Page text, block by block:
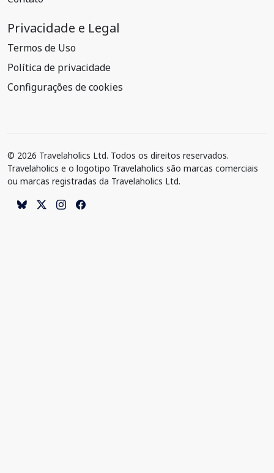
Privacidade e Legal
Termos de Uso
Política de privacidade
Configurações de cookies
© 2026 Travelaholics Ltd. Todos os direitos reservados.
Travelaholics e o logotipo Travelaholics são marcas comerciais
ou marcas registradas da Travelaholics Ltd.